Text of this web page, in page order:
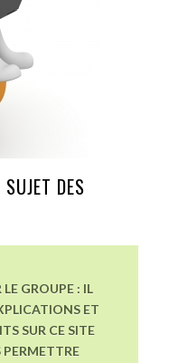
DES
GROUPE : IL
ET
SUR CE SITE